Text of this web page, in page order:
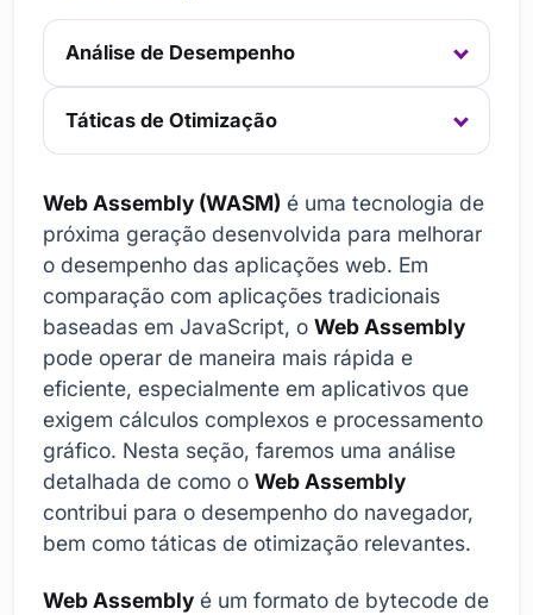
Análise de Desempenho
Táticas de Otimização
Web Assembly (WASM) é uma tecnologia de
próxima geração desenvolvida para melhorar
o desempenho das aplicações web. Em
comparação com aplicações tradicionais
baseadas em JavaScript, o Web Assembly
pode operar de maneira mais rápida e
eficiente, especialmente em aplicativos que
exigem cálculos complexos e processamento
gráfico. Nesta seção, faremos uma análise
detalhada de como o Web Assembly
contribui para o desempenho do navegador,
bem como táticas de otimização relevantes.
Web Assembly é um formato de bytecode de